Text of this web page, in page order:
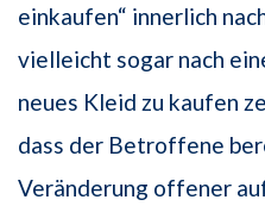
einkaufen“ innerlich
vielleicht sogar nach
neues Kleid zu kaufen
dass der Betroffene
Veränderung offener